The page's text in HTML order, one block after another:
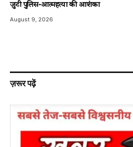
जुटी पुलिस-आत्महत्या की आशंका
August 9, 2026
ज़रूर पढ़ें